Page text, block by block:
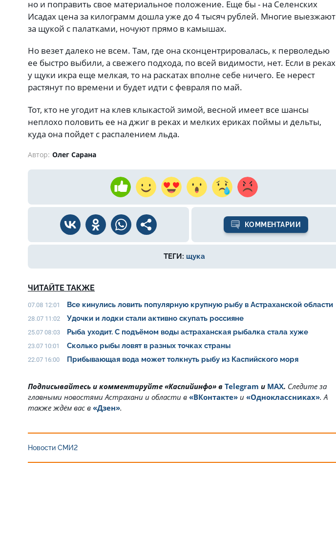
но и поправить свое материальное положение. Еще бы - на Селенских
Исадах цена за килограмм дошла уже до 4 тысяч рублей. Многие выезжают
за щукой с палатками, ночуют прямо в камышах.
Но везет далеко не всем. Там, где она сконцентрировалась, к перволедью
ее быстро выбили, а свежего подхода, по всей видимости, нет. Если в реках
у щуки икра еще мелкая, то на раскатах вполне себе ничего. Ее нерест
растянут по времени и будет идти с февраля по май.
Тот, кто не угодит на клев клыкастой зимой, весной имеет все шансы
неплохо половить ее на джиг в реках и мелких ериках поймы и дельты,
куда она пойдет с распалением льда.
Автор: Олег Сарана
КОММЕНТАРИИ
ТЕГИ: щука
ЧИТАЙТЕ ТАКЖЕ
07.08 12:01 Все кинулись ловить популярную крупную рыбу в Астраханской области
28.07 11:02 Удочки и лодки стали активно скупать россияне
25.07 08:03 Рыба уходит. С подъёмом воды астраханская рыбалка стала хуже
23.07 10:01 Сколько рыбы ловят в разных точках страны
22.07 16:00 Прибывающая вода может толкнуть рыбу из Каспийского моря
Подписывайтесь и комментируйте «Каспийинфо» в Telegram и MAX. Cледите за
главными новостями Астрахани и области в «ВКонтакте» и «Одноклассниках». А
также ждём вас в «Дзен».
Новости СМИ2